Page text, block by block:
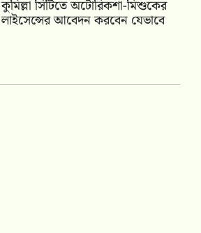
কুমিল্লা সিটিতে অটোরিকশা-মিশুকের
লাইসেন্সের আবেদন করবেন যেভাবে